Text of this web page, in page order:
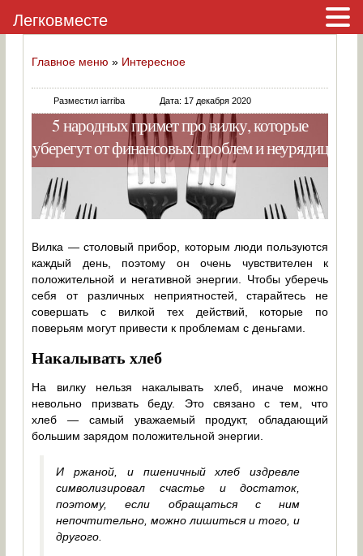
Главное меню » Интересное
Разместил iarriba Дата: 17 декабря 2020
5 народных примет про вилку, которые
уберегут от финансовых проблем и неурядиц
Вилка — столовый прибор, которым люди пользуются
каждый день, поэтому он очень чувствителен к
положительной и негативной энергии. Чтобы уберечь
себя от различных неприятностей, старайтесь не
совершать с вилкой тех действий, которые по
поверьям могут привести к проблемам с деньгами.
Накалывать хлеб
На вилку нельзя накалывать хлеб, иначе можно
невольно призвать беду. Это связано с тем, что
хлеб — самый уважаемый продукт, обладающий
большим зарядом положительной энергии.
И ржаной, и пшеничный хлеб издревле
символизировал счастье и достаток,
поэтому, если обращаться с ним
непочтительно, можно лишиться и того, и
другого.
Легковместе